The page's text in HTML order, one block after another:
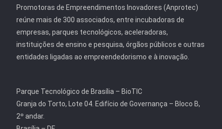
Promotoras de Empreendimentos Inovadores (Anprotec)
reúne mais de 300 associados, entre incubadoras de
empresas, parques tecnológicos, aceleradoras,
instituições de ensino e pesquisa, órgãos públicos e outras
entidades ligadas ao empreendedorismo e à inovação.
Parque Tecnológico de Brasília – BioTIC
Granja do Torto, Lote 04. Edifício de Governança – Bloco B,
2º andar.